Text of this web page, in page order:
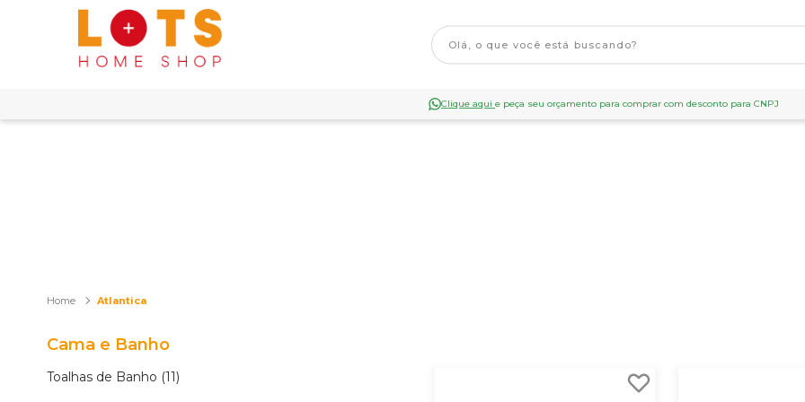
Clique aqui e peça seu orçamento para comprar com desconto para CNPJ
Atlantica
Cama e Banho
Toalhas de Banho (11)